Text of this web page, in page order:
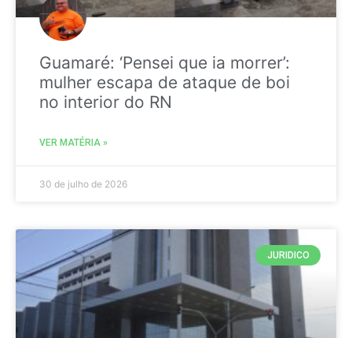
Guamaré: ‘Pensei que ia morrer’:
mulher escapa de ataque de boi
no interior do RN
VER MATÉRIA »
30 de julho de 2026
JURIDICO